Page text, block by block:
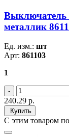
Выключатель
металлик
Ед. изм.: шт
Арт: 861103
1
240.29 р.
Купить
С этим товаром